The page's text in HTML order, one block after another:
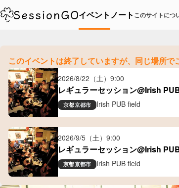
イベント ノート このサイトにつ
このイベントは終了していますが、 同じ場所で
2026/8/22（土） 9:00
レギュラーセッション@Irish
京都京都市 Irish PUB field
2026/9/5（土） 9:00
レギュラーセッション@Irish
京都京都市 Irish PUB field